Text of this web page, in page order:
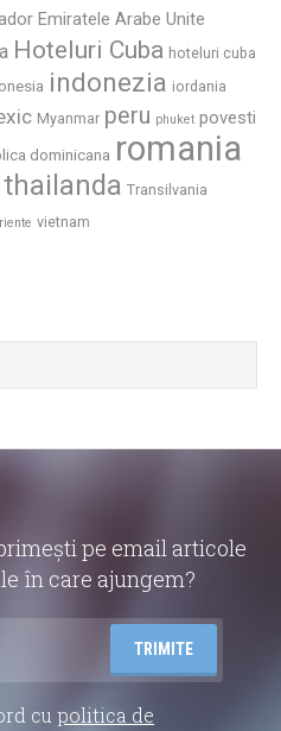
Emiratele Arabe Unite
Hoteluri Cuba hoteluri cuba
indonezia iordania
Myanmar peru phuket povesti
dominicana romania
thailanda Transilvania
vietnam
pe email articole
în care ajungem?
cu politica de